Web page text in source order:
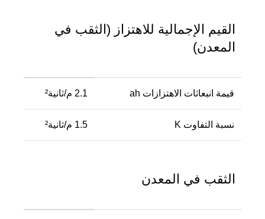
القيم الإجمالية للاهتزاز (الثقب في
المعدن)
قيمة انبعاثات الاهتزازات ah 2.1 م/ثانية²
نسبة التفاوت K 1.5 م/ثانية²
الثقب في المعدن